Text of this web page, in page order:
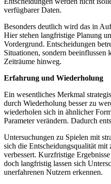
verfügbarer Daten.
Besonders deutlich wird das in
Hier stehen langfristige Planung
Vordergrund. Entscheidungen
Situationen, sondern
Zeiträume hinweg.
Erfahrung und Wiederholung
Ein wesentliches Merkmal
durch Wiederholung besser zu
wiederholen sich in ähnlicher
Parameter verändern. Dadurch
Untersuchungen zu Spielen mit
sich die Entscheidungsqualität mit
verbessert. Kurzfristige
doch langfristig lassen sich
unerfahrenen Nutzern erkennen.